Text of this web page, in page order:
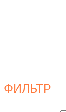
ФИЛЬТР